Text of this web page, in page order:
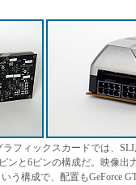
フィックスカードでは、
ンと6ピンの構成だ。映像
う構成で、配置もGeForce